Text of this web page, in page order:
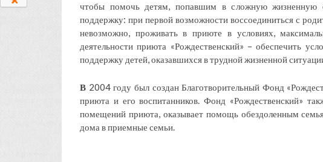
чтобы помочь детям, попавшим в сложную жизненную
поддержку: при первой возможности воссоединиться с
невозможно, проживать в приюте в условиях,
деятельности приюта «Рождественский» – обеспечить
поддержку детей, оказавшихся в трудной жизненной
В 2004 году был создан Благотворительный Фонд
приюта и его воспитанников. Фонд «Рождественский»
помещений приюта, оказывает помощь обездоленным
дома в приемные семьи.